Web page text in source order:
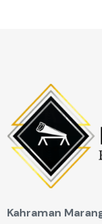
Kahraman